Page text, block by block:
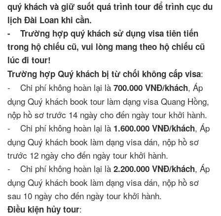
quý khách và giữ suốt quá trình tour để trình cục du
lịch Đài Loan khi cần.
- Trường hợp quý khách sử dụng visa tiên tiến
trong hộ chiếu cũ, vui lòng mang theo hộ chiếu cũ
lúc đi tour!
Trường hợp Quý khách bị từ chối không cấp visa:
- Chi phí không hoàn lại là 700.000 VNĐ/khách, Áp
dụng Quý khách book tour làm dạng visa Quang Hồng,
nộp hồ sơ trước 14 ngày cho đến ngày tour khởi hành.
- Chi phí không hoàn lại là 1.600.000 VNĐ/khách, Áp
dụng Quý khách book làm dạng visa dán, nộp hồ sơ
trước 12 ngày cho đến ngày tour khởi hành.
- Chi phí không hoàn lại là 2.200.000 VNĐ/khách, Áp
dụng Quý khách book làm dạng visa dán, nộp hồ sơ
sau 10 ngày cho đến ngày tour khởi hành.
Điều kiện hủy tour: